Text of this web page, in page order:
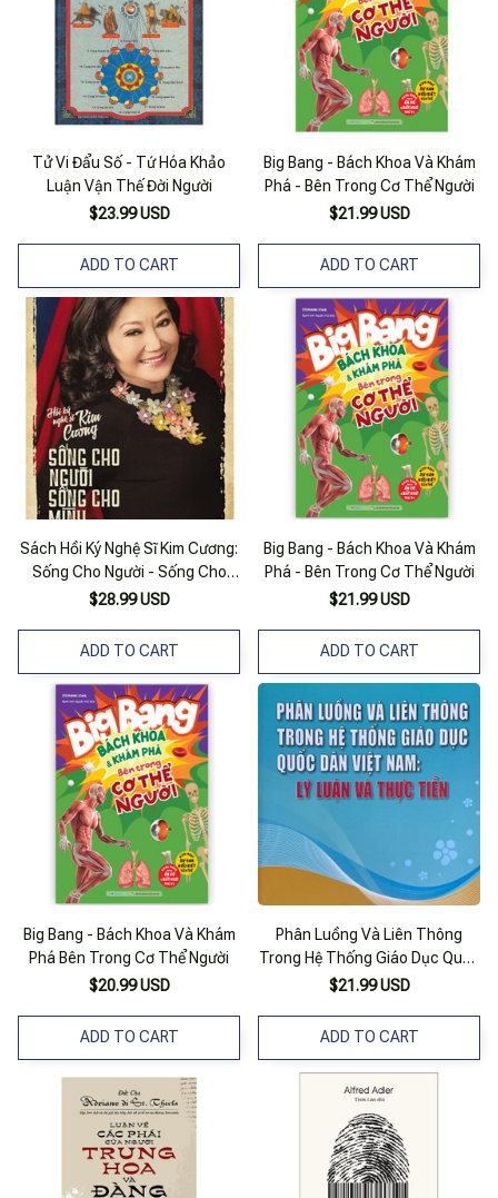
Tử Vi Đẩu Số - Tứ Hóa Khảo
Luận Vận Thế Đời Người
$23.99 USD
ADD TO CART
Big Bang - Bách Khoa Và Khám
Phá - Bên Trong Cơ Thể Người
$21.99 USD
ADD TO CART
Sách Hồi Ký Nghệ Sĩ Kim Cương:
Sống Cho Người - Sống Cho
Mình (Bìa Mềm)
$28.99 USD
ADD TO CART
Big Bang - Bách Khoa Và Khám
Phá - Bên Trong Cơ Thể Người
$21.99 USD
ADD TO CART
Big Bang - Bách Khoa Và Khám
Phá Bên Trong Cơ Thể Người
$20.99 USD
ADD TO CART
Phân Luồng Và Liên Thông
Trong Hệ Thống Giáo Dục Quốc
Dân Việt Nam: Lý Luận Và Thực
$21.99 USD
ADD TO CART